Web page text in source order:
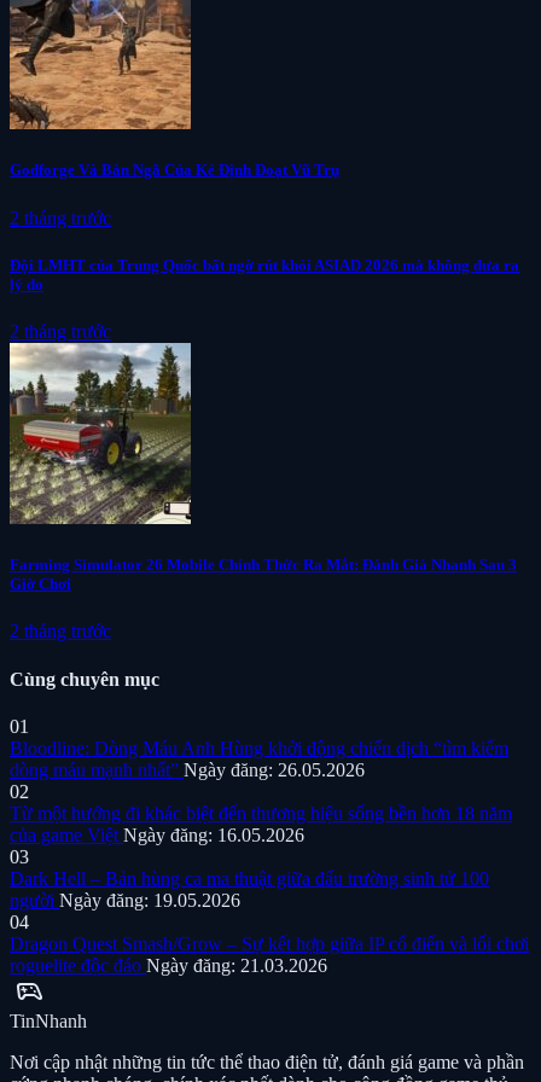
Godforge Và Bản Ngã Của Kẻ Định Đoạt Vũ Trụ
2 tháng trước
Đội LMHT của Trung Quốc bất ngờ rút khỏi ASIAD 2026 mà không đưa ra
lý do
2 tháng trước
Farming Simulator 26 Mobile Chính Thức Ra Mắt: Đánh Giá Nhanh Sau 3
Giờ Chơi
2 tháng trước
Cùng chuyên mục
01
Bloodline: Dòng Máu Anh Hùng khởi động chiến dịch “tìm kiếm
dòng máu mạnh nhất” Ngày đăng: 26.05.2026
02
Từ một hướng đi khác biệt đến thương hiệu sống bền hơn 18 năm
của game Việt Ngày đăng: 16.05.2026
03
Dark Hell – Bản hùng ca ma thuật giữa đấu trường sinh tử 100
người Ngày đăng: 19.05.2026
04
Dragon Quest Smash/Grow – Sự kết hợp giữa IP cổ điển và lối chơi
roguelite độc đáo Ngày đăng: 21.03.2026
sports_esports
TinNhanh
Nơi cập nhật những tin tức thể thao điện tử, đánh giá game và phần